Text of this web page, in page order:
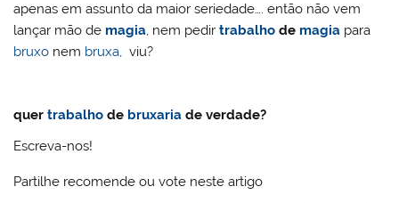
apenas em assunto da maior seriedade…. então não vem
lançar mão de magia, nem pedirtrabalho de magia para
bruxo nem bruxa, viu?
quertrabalho de bruxaria de verdade?
Escreva-nos!
Partilhe recomende ou vote neste artigo